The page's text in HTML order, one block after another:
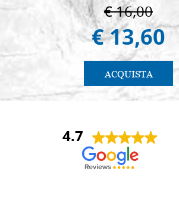
€ 16,00
€ 13,60
ACQUISTA
4.7
Andrea Monguzzi